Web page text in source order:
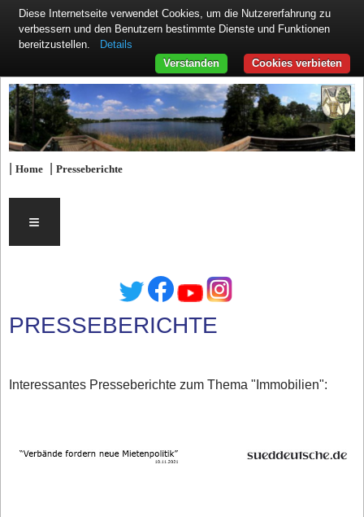
|Home |Presseberichte
≡
PRESSEBERICHTE
Interessantes Presseberichte zum Thema "Immobilien":
Diese Internetseite verwendet Cookies, um die Nutzererfahrung zu
verbessern und den Benutzern bestimmte Dienste und Funktionen
bereitzustellen.
Details
Cookies verbieten
Verstanden